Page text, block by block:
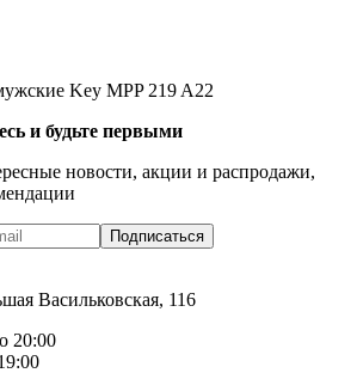
Key MPP 219 A22
и будьте первыми
новости, акции и распродажи,
Подписаться
Васильковская, 116
20:00